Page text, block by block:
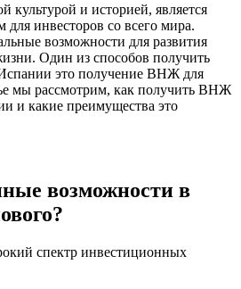
культурой и историей, является
инвесторов со всего мира.
возможности для развития
Один из способов получить
это получение ВНЖ для
мы рассмотрим, как получить ВНЖ
и какие преимущества это
возможности в
спектр инвестиционных